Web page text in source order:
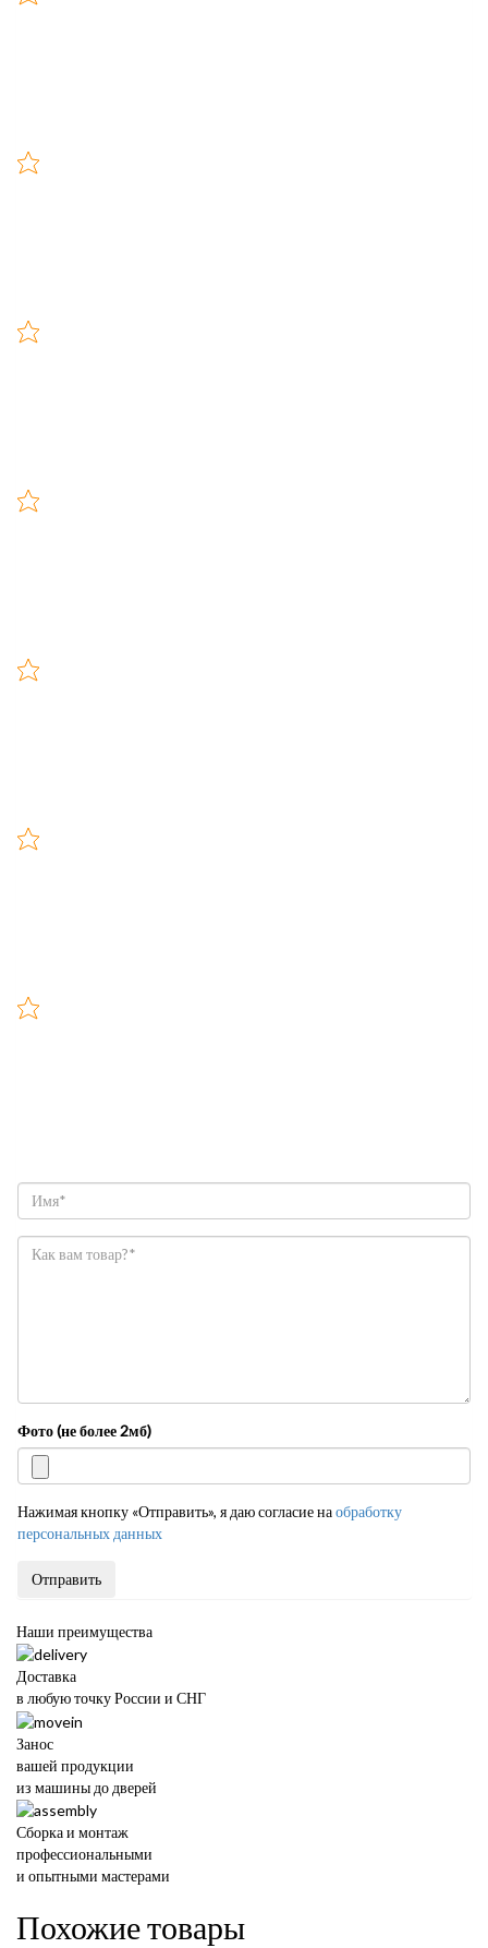
Фото (не более 2мб)
Нажимая кнопку «Отправить», я даю согласие наобработку
персональных данных
Отправить
Наши преимущества
Доставка
в любую точку России и СНГ
Занос
вашей продукции
из машины до дверей
Сборка и монтаж
профессиональными
и опытными мастерами
Похожие товары